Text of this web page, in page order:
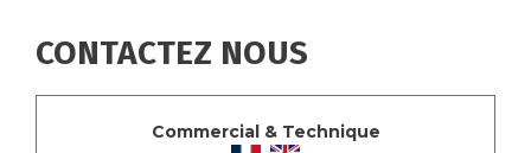
CONTACTEZ NOUS
Commercial & Technique